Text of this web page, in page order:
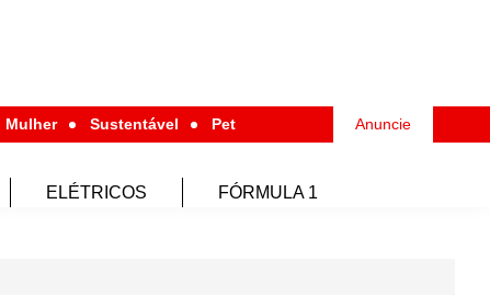
Mulher Sustentável Pet Anuncie
ELÉTRICOS FÓRMULA 1